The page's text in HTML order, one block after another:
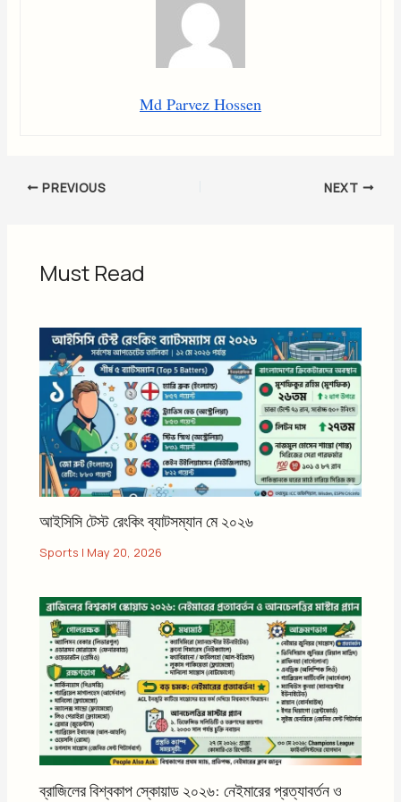
Md Parvez Hossen
PREVIOUS NEXT
Must Read
আইসিসি টেস্ট রেংকিং ব্যাটসম্যান মে ২০২৬
Sports | May 20, 2026
ব্রাজিলের বিশ্বকাপ স্কোয়াড ২০২৬: নেইমারের প্রত্যাবর্তন ও